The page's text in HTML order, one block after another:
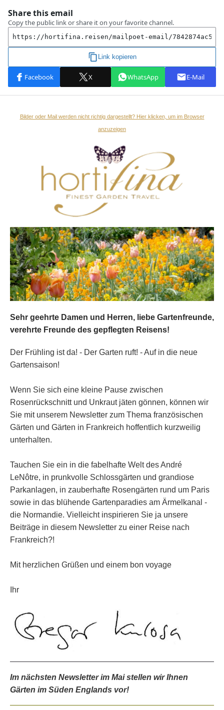
Bilder oder Mail werden nicht richtig dargestellt? Hier klicken, um im Browser
anzuzeigen
Sehr geehrte Damen und Herren, liebe Gartenfreunde,
verehrte Freunde des gepflegten Reisens!
Der Frühling ist da! - Der Garten ruft! - Auf in die neue
Gartensaison!
Wenn Sie sich eine kleine Pause zwischen
Rosenrückschnitt und Unkraut jäten gönnen, können wir
Sie mit unserem Newsletter zum Thema französischen
Gärten und Gärten in Frankreich hoffentlich kurzweilig
unterhalten.
Tauchen Sie ein in die fabelhafte Welt des André
LeNôtre, in prunkvolle Schlossgärten und grandiose
Parkanlagen, in zauberhafte Rosengärten rund um Paris
sowie in das blühende Gartenparadies am Ärmelkanal -
die Normandie. Vielleicht inspirieren Sie ja unsere
Beiträge in diesem Newsletter zu einer Reise nach
Frankreich?!
Mit herzlichen Grüßen und einem bon voyage
Ihr
Im nächsten Newsletter im Mai stellen wir Ihnen
Gärten im Süden Englands vor!